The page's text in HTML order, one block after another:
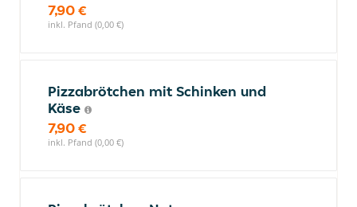
7,90 €
inkl. Pfand (0,00 €)
Pizzabrötchen mit Schinken und
Käse
7,90 €
inkl. Pfand (0,00 €)